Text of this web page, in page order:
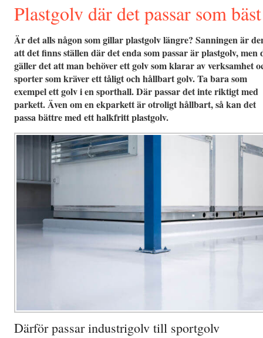
Plastgolv där det passar som bäst
Är det alls någon som gillar plastgolv längre? Sanningen är
att det finns ställen där det enda som passar är plastgolv, men
gäller det att man behöver ett golv som klarar av verksamhet
sporter som kräver ett tåligt och hållbart golv. Ta bara som
exempel ett golv i en sporthall. Där passar det inte riktigt med
parkett. Även om en ekparkett är otroligt hållbart, så kan det
passa bättre med ett halkfritt plastgolv.
Därför passar industrigolv till sportgolv